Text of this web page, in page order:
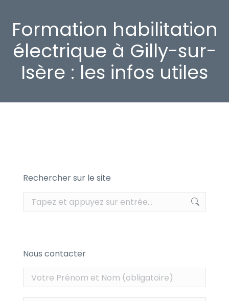
Formation habilitation
électrique à Gilly-sur-
Isère : les infos utiles
Rechercher sur le site
Recherche
:
Nous contacter